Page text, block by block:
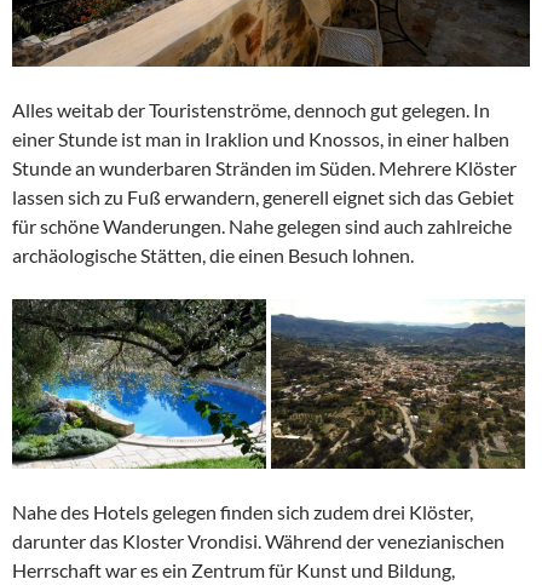
Alles weitab der Touristenströme, dennoch gut gelegen. In
einer Stunde ist man in Iraklion und Knossos, in einer halben
Stunde an wunderbaren Stränden im Süden. Mehrere Klöster
lassen sich zu Fuß erwandern, generell eignet sich das Gebiet
für schöne Wanderungen. Nahe gelegen sind auch zahlreiche
archäologische Stätten, die einen Besuch lohnen.
Nahe des Hotels gelegen finden sich zudem drei Klöster,
darunter das Kloster Vrondisi. Während der venezianischen
Herrschaft war es ein Zentrum für Kunst und Bildung,